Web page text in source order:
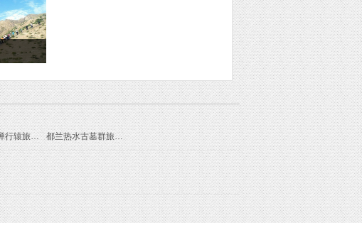
香日德班禅行辕旅游线路 都兰热水古墓群旅游线路